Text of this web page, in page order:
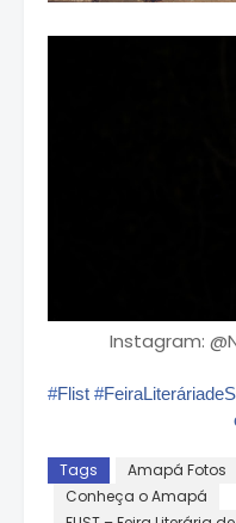
Instagram:
#Flist #
Tags Amapá Fotos
Conheça o Amapá